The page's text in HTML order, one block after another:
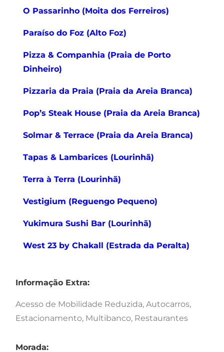
O Passarinho (Moita dos Ferreiros)
Paraíso do Foz (Alto Foz)
Pizza & Companhia (Praia de Porto
Dinheiro)
Pizzaria da Praia (Praia da Areia Branca)
Pop’s Steak House (Praia da Areia Branca)
Solmar & Terrace (Praia da Areia Branca)
Tapas & Lambarices (Lourinhã)
Terra à Terra (Lourinhã)
Vestigium (Reguengo Pequeno)
Yukimura Sushi Bar (Lourinhã)
West 23 by Chakall (Estrada da Peralta)
Informação Extra:
Acesso de Mobilidade Reduzida, Autocarros,
Estacionamento, Multibanco, Restaurantes
Morada: